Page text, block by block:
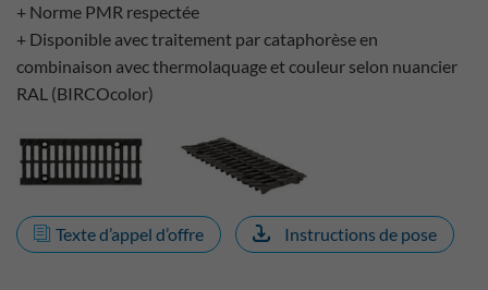
+ Norme PMR respectée
+ Disponible avec traitement par cataphorèse en
combinaison avec thermolaquage et couleur selon nuancier
RAL (BIRCOcolor)
Texte d’appel d’offre Instructions de pose